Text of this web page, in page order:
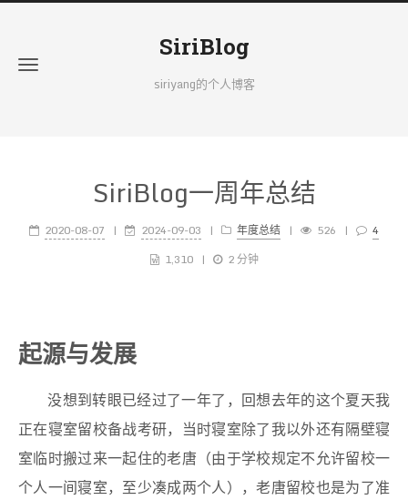
SiriBlog
siriyang的个人博客
SiriBlog一周年总结
2020-08-07 2024-09-03 年度总结 526
4
1,310
2 分钟
起源与发展
没想到转眼已经过了一年了，回想去年的这个夏天我
正在寝室留校备战考研，当时寝室除了我以外还有隔壁寝
室临时搬过来一起住的老唐（由于学校规定不允许留校一
个人一间寝室，至少凑成两个人），老唐留校也是为了准